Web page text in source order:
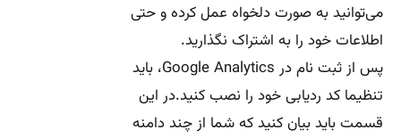
می‌توانید به صورت دلخواه عمل کرده و حتی
اطلاعات خود را به اشتراک نگذارید.
پس از ثبت نام در Google Analytics، باید
تنظیما کد ردیابی خود را نصب کنید.در این
قسمت باید بیان کنید که شما از چند دامنه